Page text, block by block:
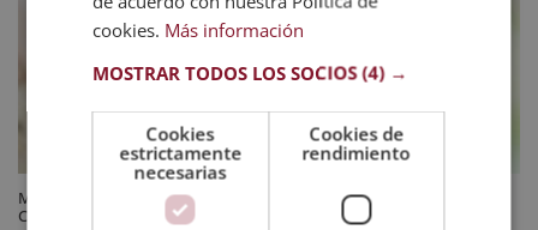
Maestría Internacional en Gobernanta para Residencias Geriátricas y
Centros de Día – Diploma Acreditado por Apostilla de la Haya
cookies. Más información
MOSTRAR TODOS LOS SOCIOS(4) →
Cookies
estrictamente
necesarias
Cookies de
rendimiento